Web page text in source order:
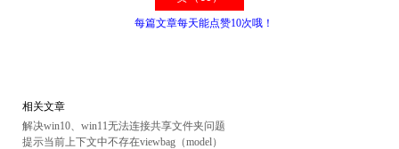
每篇文章每天能点赞10次哦！
相关文章
解决win10、win11无法连接共享文件夹问题
提示当前上下文中不存在viewbag（model）